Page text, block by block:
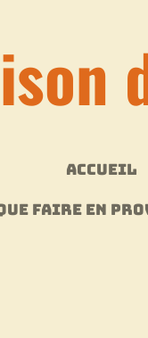
ACCUEIL
FAIRE EN